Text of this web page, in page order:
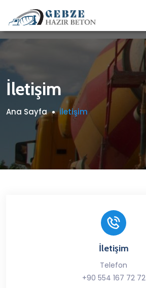
İletişim
Ana Sayfa İletişim
İletişim
Telefon
+90 554 167 72 72